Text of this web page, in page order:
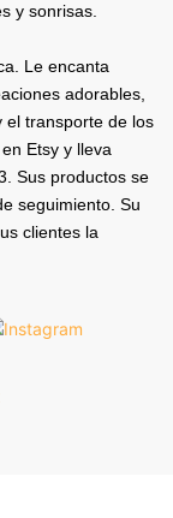
y sonrisas.
Le encanta
adorables,
el transporte de los
Etsy y lleva
Sus productos se
seguimiento. Su
clientes la